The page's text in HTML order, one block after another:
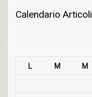
Calendario Articoli
L M M